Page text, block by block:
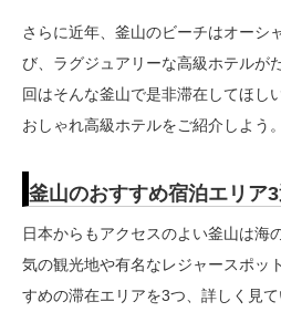
さらに近年、釜山のビーチはオーシ
び、ラグジュアリーな高級ホテルが
回はそんな釜山で是非滞在してほし
おしゃれ高級ホテルをご紹介しよう。
釜山のおすすめ宿泊エリア
日本からもアクセスのよい釜山は海
気の観光地や有名なレジャースポッ
すめの滞在エリアを3つ、詳しく見て